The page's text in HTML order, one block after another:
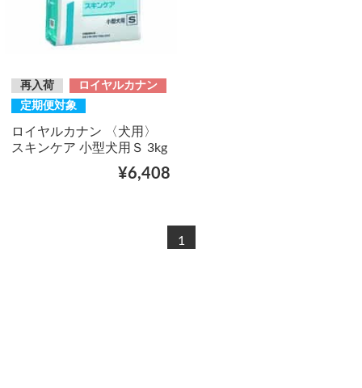
再入荷
ロイヤルカナン
定期便対象
ロイヤルカナン 〈犬用〉
スキンケア 小型犬用Ｓ 3kg
¥6,408
1